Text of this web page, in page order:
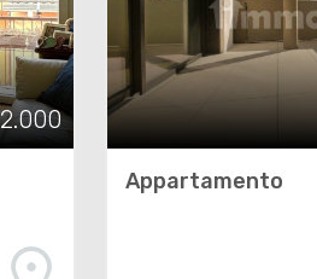
Appartamento